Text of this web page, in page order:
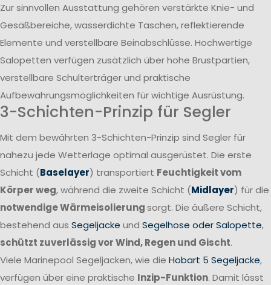
Zur sinnvollen Ausstattung gehören verstärkte Knie- und
Gesäßbereiche, wasserdichte Taschen, reflektierende
Elemente und verstellbare Beinabschlüsse. Hochwertige
Salopetten verfügen zusätzlich über hohe Brustpartien,
verstellbare Schulterträger und praktische
Aufbewahrungsmöglichkeiten für wichtige Ausrüstung.
3-Schichten-Prinzip für Segler
Mit dem bewährten 3-Schichten-Prinzip sind Segler für
nahezu jede Wetterlage optimal ausgerüstet. Die erste
Schicht (Baselayer) transportiert Feuchtigkeit vom
Körper weg, während die zweite Schicht (Midlayer) für die
notwendige Wärmeisolierungsorgt. Die äußere Schicht,
bestehend aus Segeljacke und Segelhose oder Salopette,
schützt zuverlässig vor Wind, Regen und Gischt.
Viele Marinepool Segeljacken, wie die Hobart 5 Segeljacke,
verfügen über eine praktische Inzip-Funktion. Damit lässt